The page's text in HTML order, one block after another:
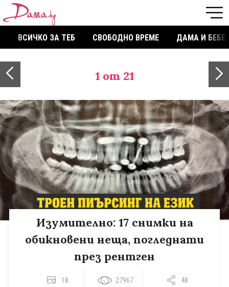
ВСИЧКО ЗА ТЕБ СВОБОДНО ВРЕМЕ ДАМА И БЕБЕ
1 от 21
Изумително: 17 снимки на
обикновени неща, погледнати
през рентген
18 27967 48